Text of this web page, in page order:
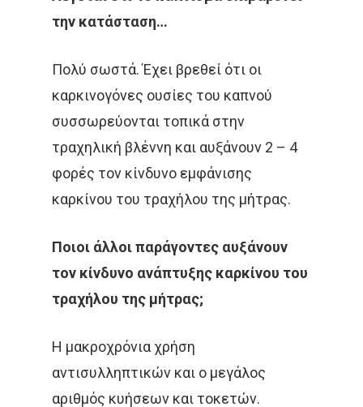
την κατάσταση…
Πολύ σωστά. Έχει βρεθεί ότι οι
καρκινογόνες ουσίες του καπνού
συσσωρεύονται τοπικά στην
τραχηλική βλέννη και αυξάνουν 2 – 4
φορές τον κίνδυνο εμφάνισης
καρκίνου του τραχήλου της μήτρας.
Ποιοι άλλοιπαράγοντες αυξάνουν
τον κίνδυνο ανάπτυξης καρκίνου του
τραχήλου της μήτρας;
Η μακροχρόνια χρήση
αντισυλληπτικών και ο μεγάλος
αριθμός κυήσεων και τοκετών.
ΤΡΊΤΗ ΗΛΙΚΊΑ
ΌΓΚΟΣ